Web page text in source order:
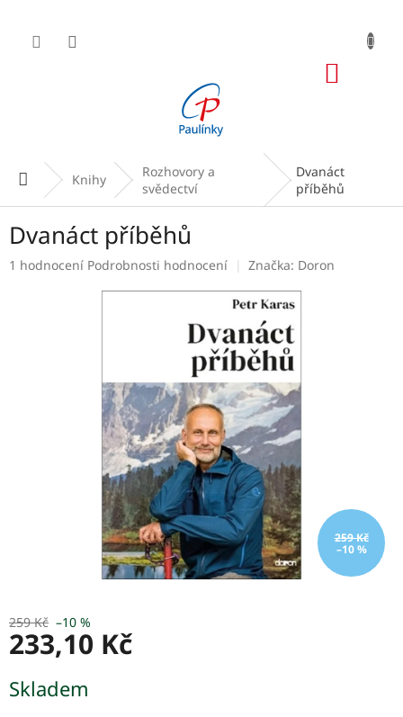
obsah
Domů Knihy
Rozhovory a
svědectví
Dvanáct
příběhů
Dvanáct příběhů
Průměrné
1 hodnocení Podrobnosti hodnocení Značka: Doron
259 Kč
–10 %
259 Kč –10 %
233,10 Kč
cena:
Skladem